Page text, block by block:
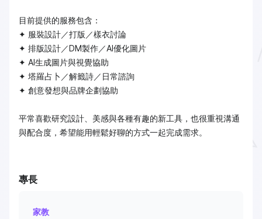
目前提供的服務包含：
✦ 服裝設計／打版／樣衣討論
✦ 排版設計／DM製作／AI優化圖片
✦ AI生成圖片與視覺協助
✦ 塔羅占卜／解籤詩／日常諮詢
✦ 創意發想與品牌企劃協助
平常喜歡研究設計、美感與各種有趣的新工具，也很重視溝通
與配合度，希望能用輕鬆好聊的方式一起完成需求。
專長
家教